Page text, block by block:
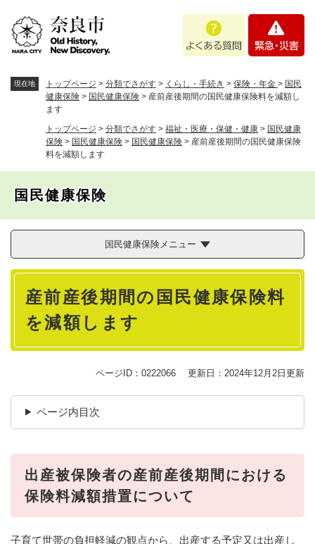
あ
問
・
現在地 トップページ > 分類でさがす > くらし・手続き > 保険・年金 > 国民
健康保険 > 国民健康保険 > 産前産後期間の国民健康保険料を減額し
ます
トップページ > 分類でさがす > 福祉・医療・保健・健康 > 国民健康
保険 > 国民健康保険 > 国民健康保険 > 産前産後期間の国民健康保険
料を減額します
国民健康保険
国民健康保険メニュー
本
産前産後期間の国民健康保険料
を減額します
ページID：0222066 更新日：2024年12月2日更新
ページ内目次
出産被保険者の産前産後期間における
保険料減額措置について
子育て世帯の負担軽減の観点から、出産する予定又は出産し